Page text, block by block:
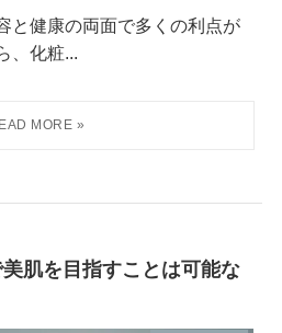
と健康の両面で多くの利点が
、化粧...
肌を目指すことは可能な